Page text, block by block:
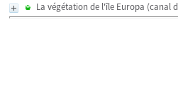
La végétation de l'île Europa (canal